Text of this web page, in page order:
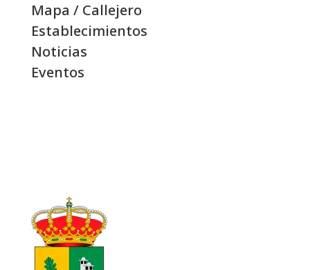
Mapa / Callejero
Establecimientos
Noticias
Eventos